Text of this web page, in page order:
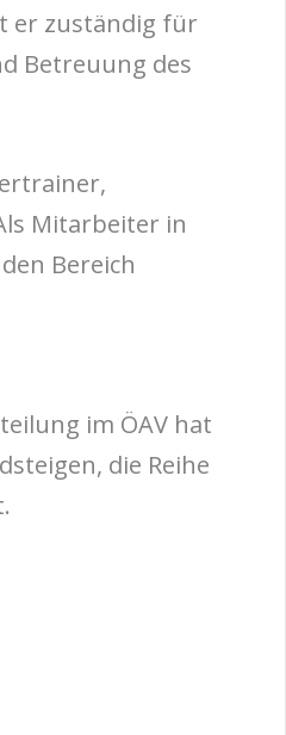
er zuständig für
Betreuung des
Mitarbeiter in
Bereich
im ÖAV hat
die Reihe